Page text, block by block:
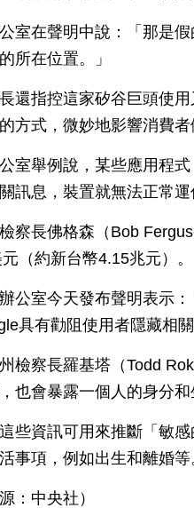
室在聲明中說：「那是
所在位置。」
還指控這家矽谷巨頭使
方式，微妙地影響消費者
室舉例說，某些應用程
訊息，裝置就無法正常
察長佛格森（Bob
（約新台幣4.15兆元）。
公室今天發布聲明表示
具有勸阻使用者隱藏相
檢察長羅基塔（Todd
也會暴露一個人的身分和
些資訊可用來推斷「敏
事項，例如出生和離婚等
：中央社）